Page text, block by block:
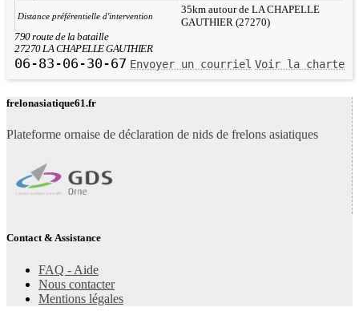
Distance préférentielle d'intervention
35km autour de LA CHAPELLE
GAUTHIER (27270)
790 route de la bataille
27270 LA CHAPELLE GAUTHIER
06-83-06-30-67 Envoyer un courriel Voir la charte
frelonasiatique61.fr
Plateforme ornaise de déclaration de nids de frelons asiatiques
Contact & Assistance
FAQ - Aide
Nous contacter
Mentions légales